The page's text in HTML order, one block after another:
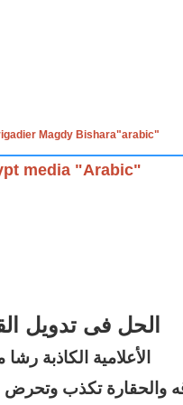
Magdy Bishara"arabic"
media "Arabic"
الحل فى تدويل
الأعلامية الكاذبة
والحقارة تكذب وتحرض